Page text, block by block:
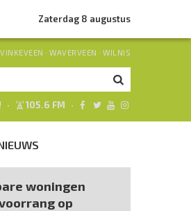
Zaterdag 8 augustus
VINKEVEEN · WAVERVEEN · WILNIS
· 105.6 FM ·
woningen
op